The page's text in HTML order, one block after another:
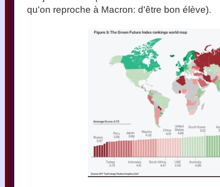
qu'on reproche à Macron: d'être bon élève).